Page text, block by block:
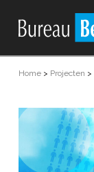
Home> Projecten >